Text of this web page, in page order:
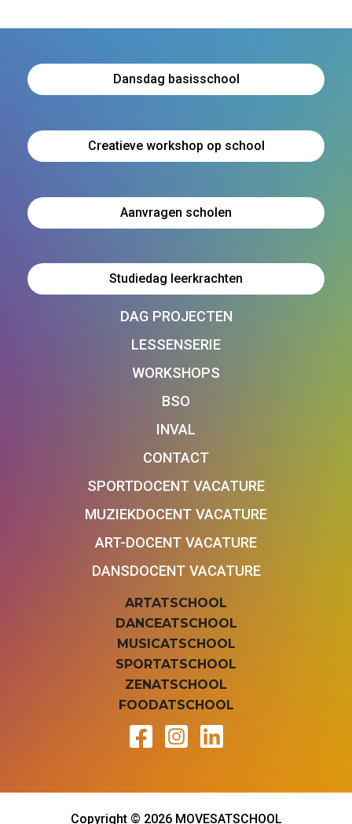
Dansdag basisschool
Creatieve workshop op school
Aanvragen scholen
Studiedag leerkrachten
DAG PROJECTEN
LESSENSERIE
WORKSHOPS
BSO
INVAL
CONTACT
SPORTDOCENT VACATURE
MUZIEKDOCENT VACATURE
ART-DOCENT VACATURE
DANSDOCENT VACATURE
ARTATSCHOOL
DANCEATSCHOOL
MUSICATSCHOOL
SPORTATSCHOOL
ZENATSCHOOL
FOODATSCHOOL
Copyright © 2026 MOVESATSCHOOL